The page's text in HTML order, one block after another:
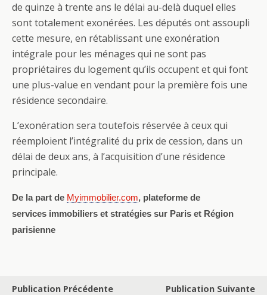
de quinze à trente ans le délai au-delà duquel elles
sont totalement exonérées. Les députés ont assoupli
cette mesure, en rétablissant une exonération
intégrale pour les ménages qui ne sont pas
propriétaires du logement qu’ils occupent et qui font
une plus-value en vendant pour la première fois une
résidence secondaire.
L’exonération sera toutefois réservée à ceux qui
réemploient l’intégralité du prix de cession, dans un
délai de deux ans, à l’acquisition d’une résidence
principale.
De la part de Myimmobilier.com, plateforme de
services immobiliers et stratégies sur Paris et Région
parisienne
Publication Précédente
Publication Suivante